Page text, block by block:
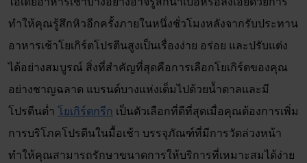
ทำให้คุณรู้สึกหิวอีกครั้งภายในหนึ่งชั่วโมงหลังจากรับประทาน
อาหารเช้าโยเกิร์ตโปรตีนสูงเป็นเรื่องง่าย อร่อย และปรับแต่ง
ได้อย่างสมบูรณ์ สิ่งที่สำคัญที่สุดคือการเลือกโยเกิร์ตของคุณ
อย่างชาญฉลาด แบรนด์บางแห่งเต็มไปด้วยน้ำตาลและมี
โปรตีนต่ำ โยเกิร์ตกรีก เป็นตัวเลือกที่ดีที่สุดเมื่อคุณต้องการเพิ่ม
การบริโภคโปรตีนในมื้อเช้า บรรจุภัณฑ์ที่มีการวัดล่วงหน้า
ทำให้คุณสามารถรักษาขนาดการให้บริการที่เหมาะสมได้ง่าย